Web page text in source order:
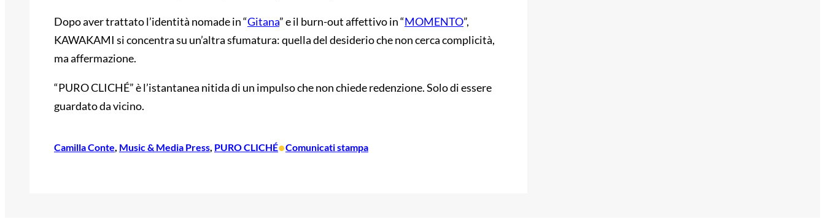
Dopo aver trattato l’identità nomade in “Gitana” e il burn-out affettivo in “MOMENTO”,
KAWAKAMI si concentra su un’altra sfumatura: quella del desiderio che non cerca complicità,
ma affermazione.
“PURO CLICHÉ” è l’istantanea nitida di un impulso che non chiede redenzione. Solo di essere
guardato da vicino.
Camilla Conte, Music & Media Press, PURO CLICHÉ•Comunicati stampa